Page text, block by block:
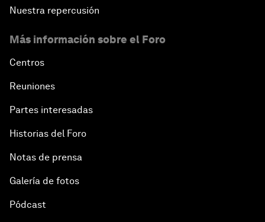
Nuestra repercusión
Más información sobre el Foro
Centros
Reuniones
Partes interesadas
Historias del Foro
Notas de prensa
Galería de fotos
Pódcast